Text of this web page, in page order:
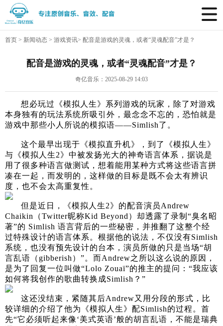
首页 > 新闻动态 > 游戏资讯> 配音是游戏的灵魂，或者“灵魂配音”才是？
配音是游戏的灵魂，或者“灵魂配音”才是？
奇亿音乐：2025-08-29 14:03
想必玩过《模拟人生》系列游戏的玩家，除了对游戏
本身独有的玩法系统所吸引外，最念念不忘的，恐怕就是
游戏中那些小人所说的模拟语——Simlish了。
这个最早出现于《模拟直升机》，到了《模拟人生》
与《模拟人生2》中被发扬光大的神奇语言体系，据说是
用了很多种语言做测试，想着能用某种方式将这些语言拼
凑在一起，而发明的，这样做的目标是既不会太有辨识
度，也不会太高重复性。
但是近日，《模拟人生2》的配音演员Andrew
Chaikin（Twitter昵称Kid Beyond）却透露了录制“臭名昭
著”的 Simlish 语言背后的一些秘密，并推翻了这整个经
过特殊设计的语言体系。根据他的说法，不仅没有Simlish
系统，也没有预先设计的台本，演员所做的只是当场“胡
言乱语（gibberish）”。而Andrew之所以这么说的原因，
是为了回复一位叫做“Lolo Zouaï”的推主的提问：“我应该
如何将我创作的歌曲转换成Simlish？”
这还没结束，紧随其后Andrew又用分段的形式，比
较详细的介绍了他为《模拟人生》配Simlish的过程。首
先“它必须听起来像‘美式英语’般的胡言乱语，不能是瑞典